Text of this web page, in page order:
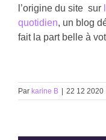
l’origine du site sur
quotidien, un blog
fait la part belle à
Par karine B 22 12 2020